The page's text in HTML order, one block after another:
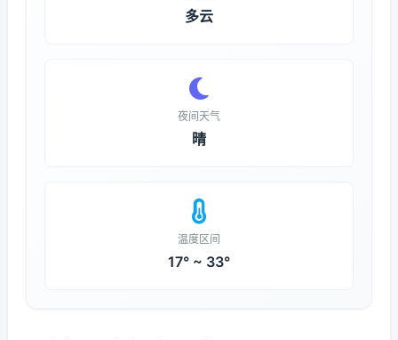
多云
夜间天气
晴
温度区间
17° ~ 33°